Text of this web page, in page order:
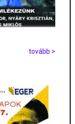
tovább >